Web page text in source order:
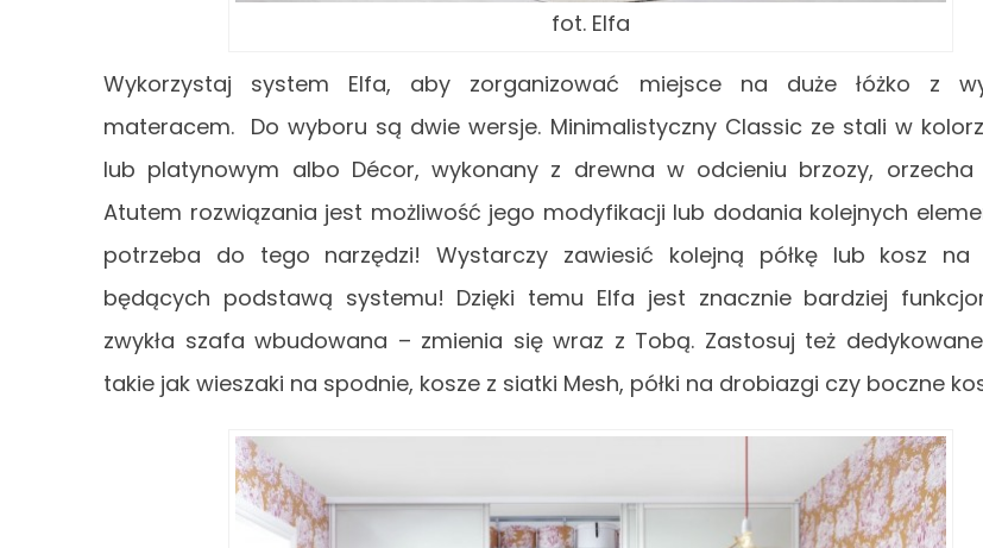
fot. Elfa
Wykorzystaj system Elfa, aby zorganizować miejsce na duże łóżko z
materacem. Do wyboru są dwie wersje. Minimalistyczny Classic ze stali w
lub platynowym albo Décor, wykonany z drewna w odcieniu brzozy, orzecha
Atutem rozwiązania jest możliwość jego modyfikacji lub dodania kolejnych
potrzeba do tego narzędzi! Wystarczy zawiesić kolejną półkę lub kosz na
będących podstawą systemu! Dzięki temu Elfa jest znacznie bardziej
zwykła szafa wbudowana – zmienia się wraz z Tobą. Zastosuj też dedykowane
takie jak wieszaki na spodnie, kosze z siatki Mesh, półki na drobiazgi czy boczne